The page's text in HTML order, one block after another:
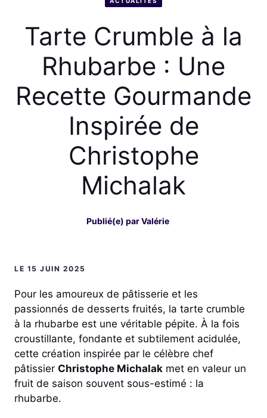
Tarte Crumble à la
Rhubarbe : Une
Recette Gourmande
Inspirée de
Christophe
Michalak
Publié(e) parValérie
LE 15 JUIN 2025
Pour les amoureux de pâtisserie et les
passionnés de desserts fruités, la tarte crumble
à la rhubarbe est une véritable pépite. À la fois
croustillante, fondante et subtilement acidulée,
cette création inspirée par le célèbre chef
pâtissier Christophe Michalak met en valeur un
fruit de saison souvent sous-estimé : la
rhubarbe.